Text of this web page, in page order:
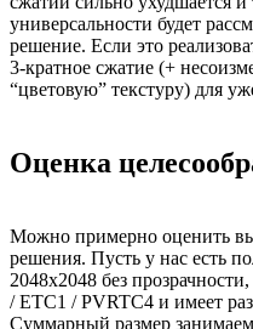
универсальности будет
решение. Если это
3-кратное сжатие (+
“цветовую” текстуру) для
Оценка
Можно примерно оценить
решения. Пусть у нас есть
2048х2048 без
/ ETC1 / PVRTC4 и имеет
Суммарный размер